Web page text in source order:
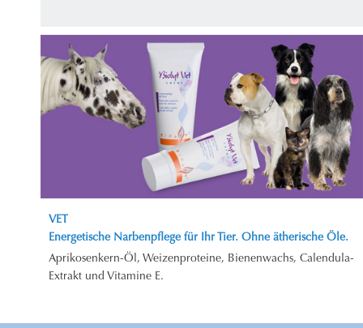
VET
Energetische Narbenpflege für Ihr Tier. Ohne ätherische Öle.
Aprikosenkern-Öl, Weizenproteine, Bienenwachs, Calendula-
Extrakt und Vitamine E.